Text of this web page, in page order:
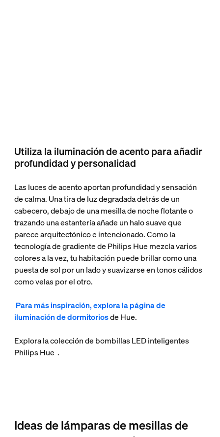
Utiliza la iluminación de acento para añadir
profundidad y personalidad
Las luces de acento aportan profundidad y sensación
de calma. Una tira de luz degradada detrás de un
cabecero, debajo de una mesilla de noche flotante o
trazando una estantería añade un halo suave que
parece arquitectónico e intencionado. Como la
tecnología de gradiente de Philips Hue mezcla varios
colores a la vez, tu habitación puede brillar como una
puesta de sol por un lado y suavizarse en tonos cálidos
como velas por el otro.
Para más inspiración, explora la página de
iluminación de dormitoriosde Hue.
Explora la colección de bombillas LED inteligentes
Philips Hue .
Ideas de lámparas de mesillas de